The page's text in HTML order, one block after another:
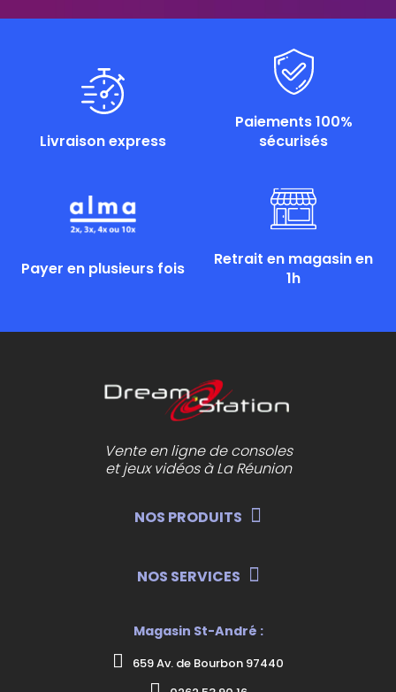
Livraison express
Paiements 100%
sécurisés
Payer en plusieurs fois
Retrait en magasin en
1h
Vente en ligne de consoles
et jeux vidéos à La Réunion
NOS PRODUITS
NOS SERVICES
Magasin St-André :
659 Av. de Bourbon 97440